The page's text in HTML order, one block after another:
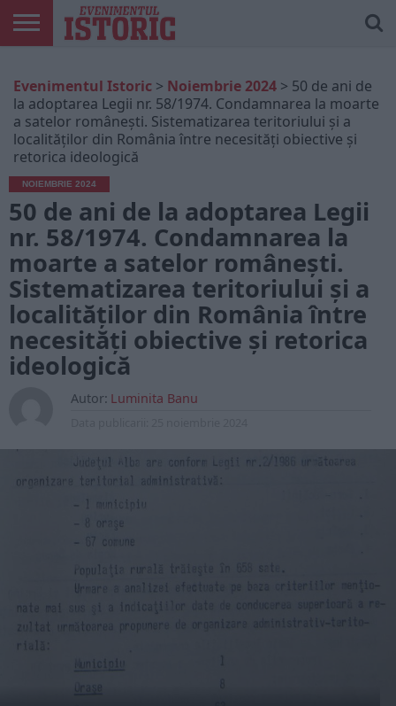
ONLINE
EDIȚII
TIPĂRITE
ISTORIC
PLAY
CONTUL
MEU
Evenimentul Istoric > Noiembrie 2024 > 50 de ani de
la adoptarea Legii nr. 58/1974. Condamnarea la moarte
a satelor românești. Sistematizarea teritoriului şi a
localităților din România între necesități obiective și
retorica ideologică
NOIEMBRIE 2024
50 de ani de la adoptarea Legii
nr. 58/1974. Condamnarea la
moarte a satelor românești.
Sistematizarea teritoriului şi a
localităților din România între
necesități obiective și retorica
ideologică
Autor: Luminita Banu